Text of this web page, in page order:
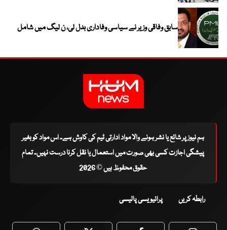
سابق وفاقی وزیر نے سیاسی وفاداری بدل لی، ن لیگ میں شامل
ہم نیوز پر شائع یا نشر ہونے والا مواد ادارتی ٹیم کی کاوش ہے۔ اس مواد کو بغیر
پیشگی اجازت کسی بھی صورت میں استعمال یا نقل کرنا درست نہیں۔ تمام
حقوق محفوظ ہیں © 2026
رابطہ کریں پرائیویسی پالیسی